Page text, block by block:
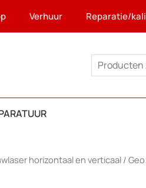
Verhuur Reparatie/
Zoeken
horizontaal en verticaal/ Geo